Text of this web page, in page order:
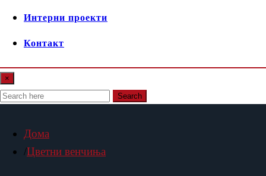
Интерни проекти
Контакт
×
Search
Дома
Цветни венчиња